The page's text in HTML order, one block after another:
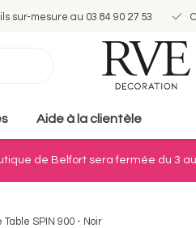
sur-mesure au 03 84 90 27 53
Aide à la clientèle
de Belfort sera fermée du 3
Table SPIN 900 - Noir